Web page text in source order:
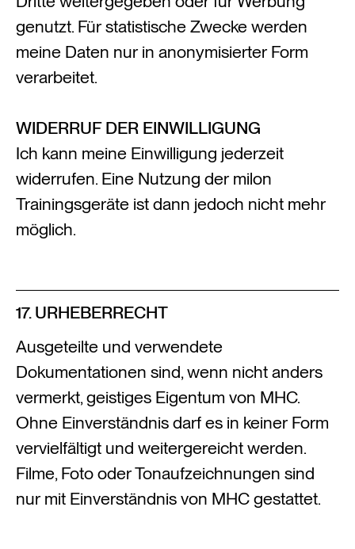
genutzt. Für statistische Zwecke werden
meine Daten nur in anonymisierter Form
verarbeitet.
WIDERRUF DER EINWILLIGUNG
Ich kann meine Einwilligung jederzeit
widerrufen. Eine Nutzung der milon
Trainingsgeräte ist dann jedoch nicht mehr
möglich.
17. URHEBERRECHT
Ausgeteilte und verwendete
Dokumentationen sind, wenn nicht anders
vermerkt, geistiges Eigentum von MHC.
Ohne Einverständnis darf es in keiner Form
vervielfältigt und weitergereicht werden.
Filme, Foto oder Tonaufzeichnungen sind
nur mit Einverständnis von MHC gestattet.